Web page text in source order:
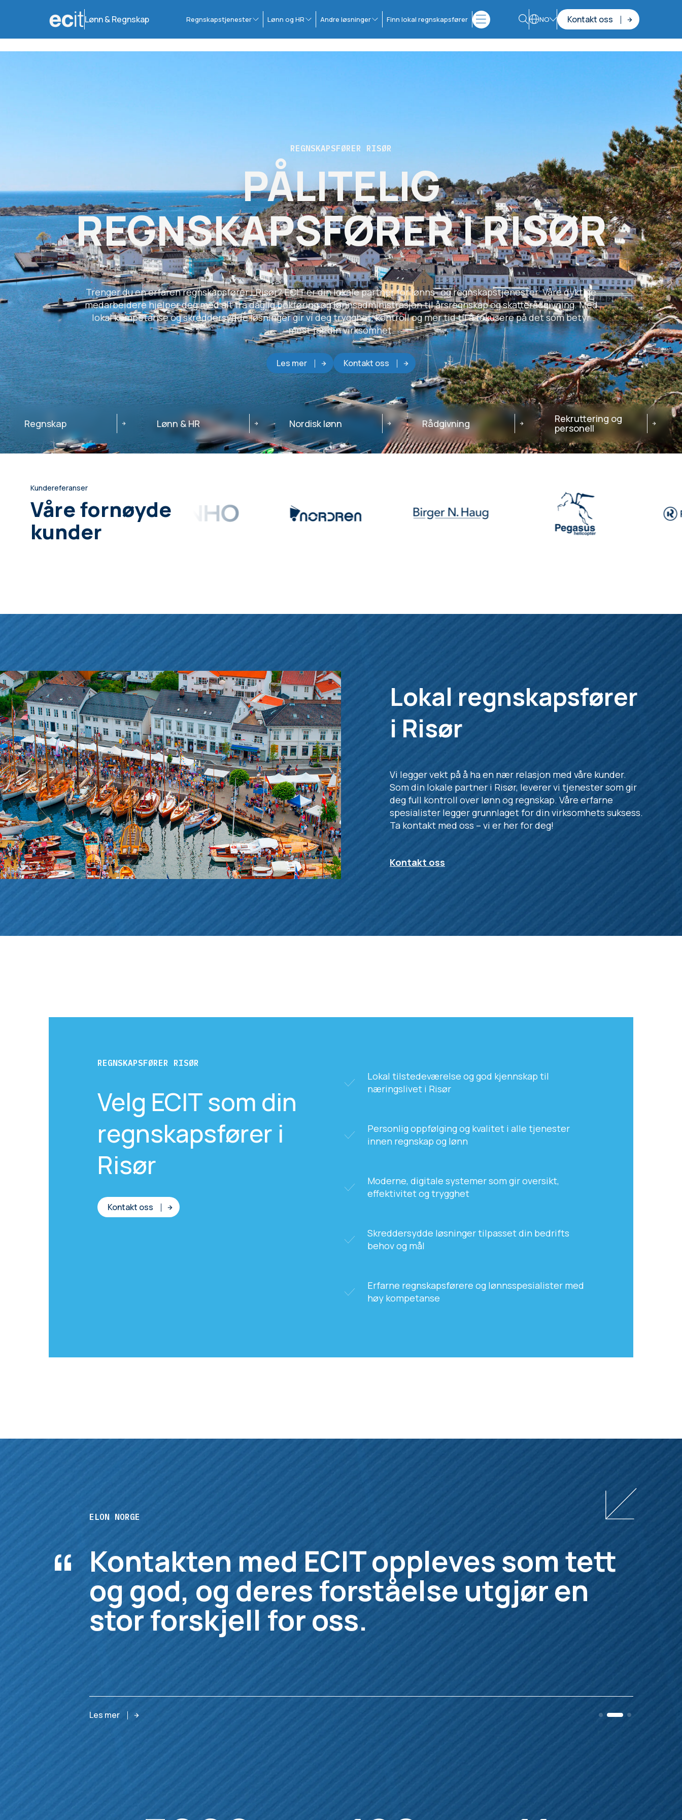
Lønn & Regnskap Regnskapstjenester Lønn og HR Andre løsninger Finn lokal regnskapsfører NO Kontakt oss
REGNSKAPSFØRER RISØR
PÅLITELIG
REGNSKAPSFØRER I RISØR
Trenger du en erfaren regnskapsfører i Risør? ECIT er din lokale partner for lønns- og regnskapstjenester. Våre dyktige
medarbeidere hjelper deg med alt fra daglig bokføring og lønnsadministrasjon til årsregnskap og skatterådgivning. Med
lokal kompetanse og skreddersydde løsninger gir vi deg trygghet, kontroll og mer tid til å fokusere på det som betyr
mest for din virksomhet.
Les mer Kontakt oss
Regnskap Lønn & HR Nordisk lønn Rådgivning Rekruttering og
personell
Kundereferanser
Våre fornøyde
kunder
Lokal regnskapsfører
i Risør
Vi legger vekt på å ha en nær relasjon med våre kunder.
Som din lokale partner i Risør, leverer vi tjenester som gir
deg full kontroll over lønn og regnskap. Våre erfarne
spesialister legger grunnlaget for din virksomhets suksess.
Ta kontakt med oss – vi er her for deg!
Kontakt oss
REGNSKAPSFØRER RISØR
Velg ECIT som din
regnskapsfører i
Risør
Kontakt oss
Lokal tilstedeværelse og god kjennskap til
næringslivet i Risør
Personlig oppfølging og kvalitet i alle tjenester
innen regnskap og lønn
Moderne, digitale systemer som gir oversikt,
effektivitet og trygghet
Skreddersydde løsninger tilpasset din bedrifts
behov og mål
Erfarne regnskapsførere og lønnsspesialister med
høy kompetanse
“
ELON NORGE
Kontakten med ECIT oppleves som tett
og god, og deres forståelse utgjør en
stor forskjell for oss.
Les mer